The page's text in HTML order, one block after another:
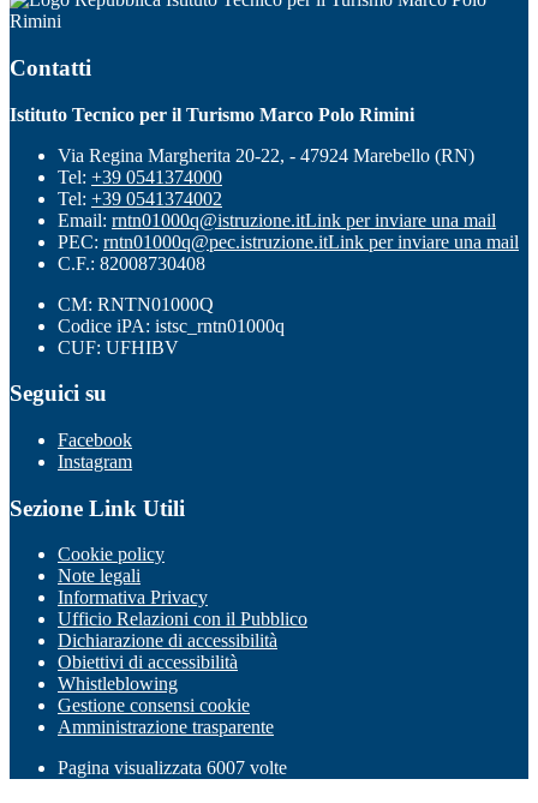
Rimini
Contatti
Istituto Tecnico per il Turismo Marco Polo Rimini
Via Regina Margherita 20-22, - 47924 Marebello (RN)
Tel: +39 0541374000
Tel: +39 0541374002
Email: rntn01000q@istruzione.itLink per inviare una mail
PEC: rntn01000q@pec.istruzione.itLink per inviare una mail
C.F.: 82008730408
CM: RNTN01000Q
Codice iPA: istsc_rntn01000q
CUF: UFHIBV
Seguici su
Facebook
Instagram
Sezione Link Utili
Cookie policy
Note legali
Informativa Privacy
Ufficio Relazioni con il Pubblico
Dichiarazione di accessibilità
Obiettivi di accessibilità
Whistleblowing
Gestione consensi cookie
Amministrazione trasparente
Pagina visualizzata 6007 volte